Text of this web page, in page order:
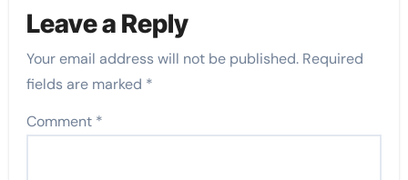
Leave a Reply
Your email address will not be published. Required
fields are marked *
Comment *